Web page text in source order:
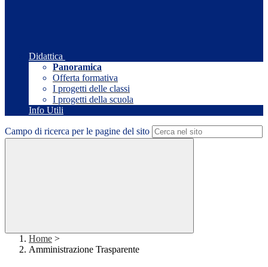
Didattica
Panoramica
Offerta formativa
I progetti delle classi
I progetti della scuola
Info Utili
Campo di ricerca per le pagine del sito
Home >
Amministrazione Trasparente